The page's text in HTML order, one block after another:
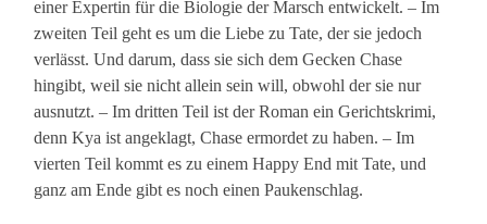
einer Expertin für die Biologie der Marsch entwickelt. – Im
zweiten Teil geht es um die Liebe zu Tate, der sie jedoch
verlässt. Und darum, dass sie sich dem Gecken Chase
hingibt, weil sie nicht allein sein will, obwohl der sie nur
ausnutzt. – Im dritten Teil ist der Roman ein Gerichtskrimi,
denn Kya ist angeklagt, Chase ermordet zu haben. – Im
vierten Teil kommt es zu einem Happy End mit Tate, und
ganz am Ende gibt es noch einen Paukenschlag.